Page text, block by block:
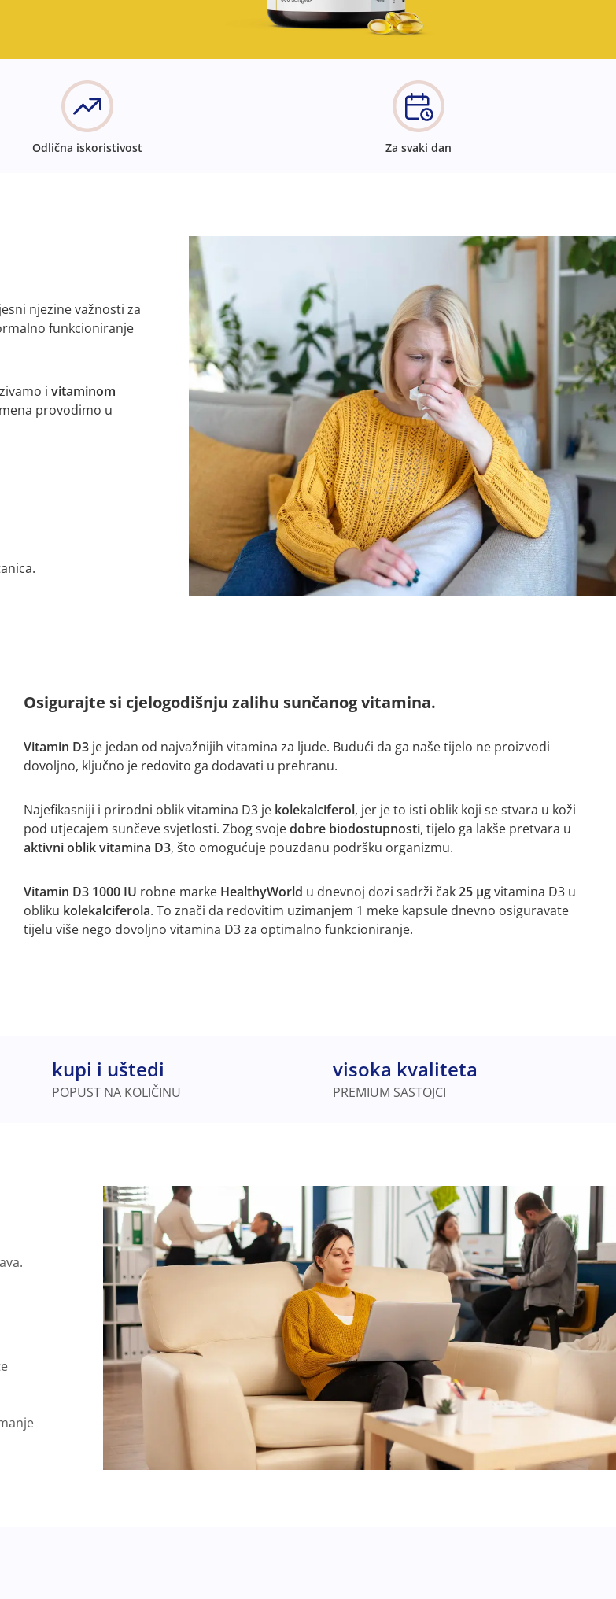
Odlična iskoristivost Za svaki dan
njezine važnosti za
funkcioniranje
i vitaminom
provodimo u
Osigurajte si cjelogodišnju zalihu sunčanog vitamina.
Vitamin D3 je jedan od najvažnijih vitamina za ljude. Budući da ga naše tijelo ne proizvodi
dovoljno, ključno je redovito ga dodavati u prehranu.
Najefikasniji i prirodni oblik vitamina D3 je kolekalciferol, jer je to isti oblik koji se stvara u koži
pod utjecajem sunčeve svjetlosti. Zbog svojedobre biodostupnosti, tijelo ga lakše pretvara u
aktivni oblik vitamina D3, što omogućuje pouzdanu podršku organizmu.
Vitamin D3 1000 IU robne marke HealthyWorld u dnevnoj dozi sadrži čak25 µgvitamina D3 u
obliku kolekalciferola. To znači da redovitim uzimanjem 1 meke kapsule dnevno osiguravate
tijelu više nego dovoljno vitamina D3 za optimalno funkcioniranje.
kupi i uštedi
POPUST NA KOLIČINU
visoka kvaliteta
PREMIUM SASTOJCI